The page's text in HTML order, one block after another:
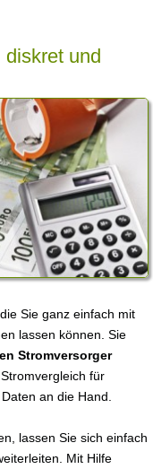
und
Sie ganz einfach mit
lassen können. Sie
Stromversorger
für
an die Hand.
lassen Sie sich einfach
Mit Hilfe